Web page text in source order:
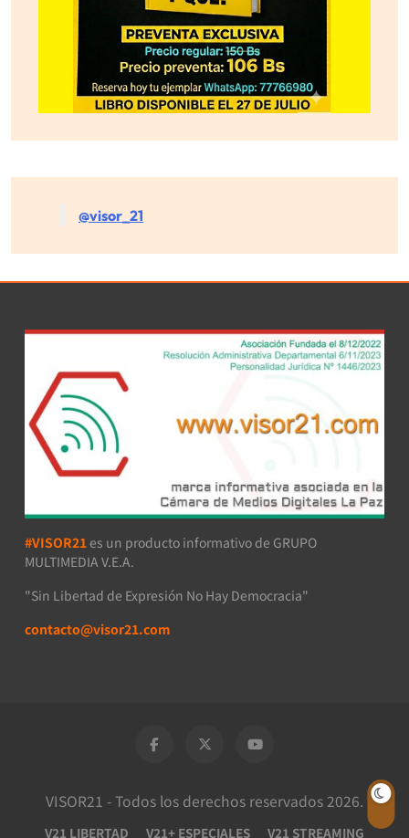
@visor_21
#VISOR21 es un producto informativo de GRUPO
MULTIMEDIA V.E.A.
"Sin Libertad de Expresión No Hay Democracia"
contacto@visor21.com
VISOR21 - Todos los derechos reservados 2026.
V21 LIBERTAD V21+ ESPECIALES V21 STREAMING